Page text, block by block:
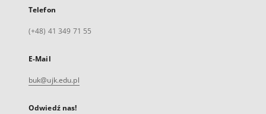
Telefon
(+48) 41 349 71 55
E-Mail
buk@ujk.edu.pl
Odwiedź nas!